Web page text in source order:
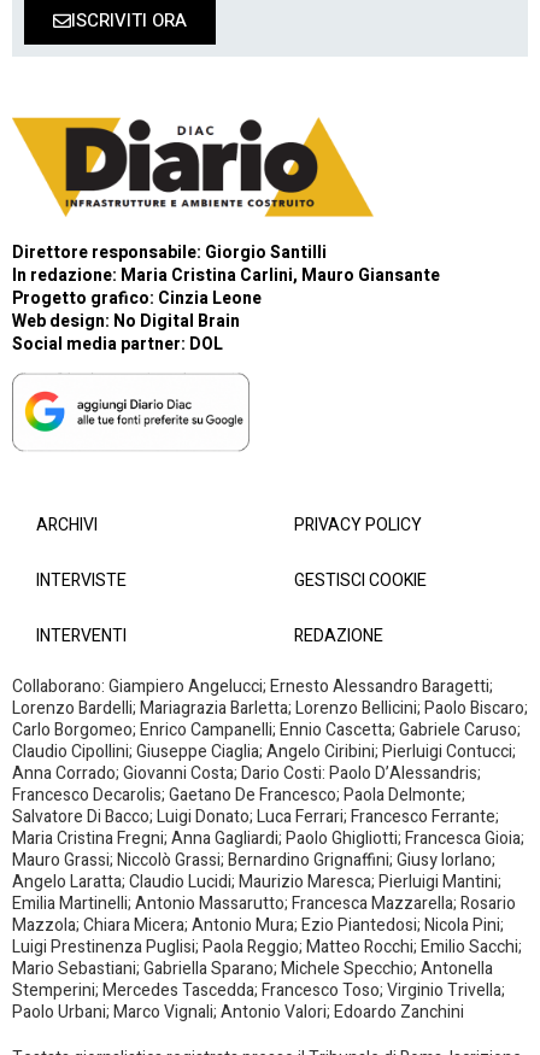
ISCRIVITI ORA
Direttore responsabile: Giorgio Santilli
In redazione: Maria Cristina Carlini, Mauro Giansante
Progetto grafico: Cinzia Leone
Web design: No Digital Brain
Social media partner: DOL
ARCHIVI
INTERVISTE
INTERVENTI
PRIVACY POLICY
GESTISCI COOKIE
REDAZIONE
Collaborano: Giampiero Angelucci; Ernesto Alessandro Baragetti;
Lorenzo Bardelli; Mariagrazia Barletta; Lorenzo Bellicini; Paolo Biscaro;
Carlo Borgomeo; Enrico Campanelli; Ennio Cascetta; Gabriele Caruso;
Claudio Cipollini; Giuseppe Ciaglia; Angelo Ciribini; Pierluigi Contucci;
Anna Corrado; Giovanni Costa; Dario Costi: Paolo D’Alessandris;
Francesco Decarolis; Gaetano De Francesco; Paola Delmonte;
Salvatore Di Bacco; Luigi Donato; Luca Ferrari; Francesco Ferrante;
Maria Cristina Fregni; Anna Gagliardi; Paolo Ghigliotti; Francesca Gioia;
Mauro Grassi; Niccolò Grassi; Bernardino Grignaffini; Giusy Iorlano;
Angelo Laratta; Claudio Lucidi; Maurizio Maresca; Pierluigi Mantini;
Emilia Martinelli; Antonio Massarutto; Francesca Mazzarella; Rosario
Mazzola; Chiara Micera; Antonio Mura; Ezio Piantedosi; Nicola Pini;
Luigi Prestinenza Puglisi; Paola Reggio; Matteo Rocchi; Emilio Sacchi;
Mario Sebastiani; Gabriella Sparano; Michele Specchio; Antonella
Stemperini; Mercedes Tascedda; Francesco Toso; Virginio Trivella;
Paolo Urbani; Marco Vignali; Antonio Valori; Edoardo Zanchini